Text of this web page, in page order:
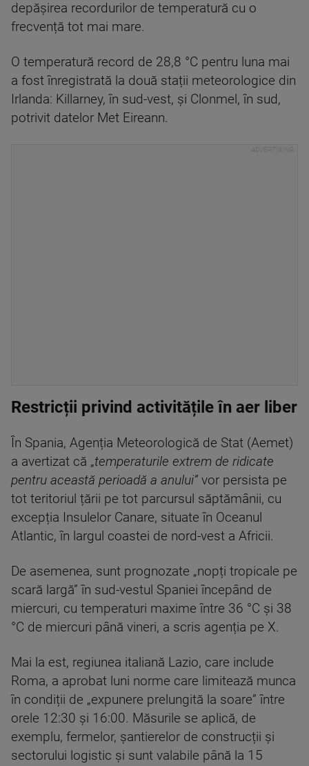
depășirea recordurilor de temperatură cu o
frecvență tot mai mare.
O temperatură record de 28,8 °C pentru luna mai
a fost înregistrată la două stații meteorologice din
Irlanda: Killarney, în sud-vest, și Clonmel, în sud,
potrivit datelor Met Eireann.
Restricții privind activitățile în aer liber
În Spania, Agenția Meteorologică de Stat (Aemet)
a avertizat că „temperaturile extrem de ridicate
pentru această perioadă a anului” vor persista pe
tot teritoriul țării pe tot parcursul săptămânii, cu
excepția Insulelor Canare, situate în Oceanul
Atlantic, în largul coastei de nord-vest a Africii.
De asemenea, sunt prognozate „nopți tropicale pe
scară largă” în sud-vestul Spaniei începând de
miercuri, cu temperaturi maxime între 36 °C și 38
°C de miercuri până vineri, a scris agenția pe X.
Mai la est, regiunea italiană Lazio, care include
Roma, a aprobat luni norme care limitează munca
în condiții de „expunere prelungită la soare” între
orele 12:30 și 16:00. Măsurile se aplică, de
exemplu, fermelor, șantierelor de construcții și
sectorului logistic și sunt valabile până la 15